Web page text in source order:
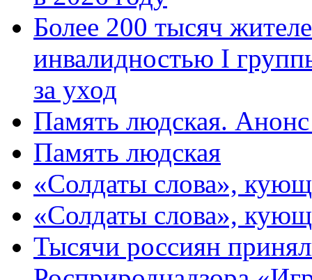
Более 200 тысяч
инвалидностью I
за уход
Память людская.
Память людская
«Солдаты слова»,
«Солдаты слова»,
Тысячи россиян